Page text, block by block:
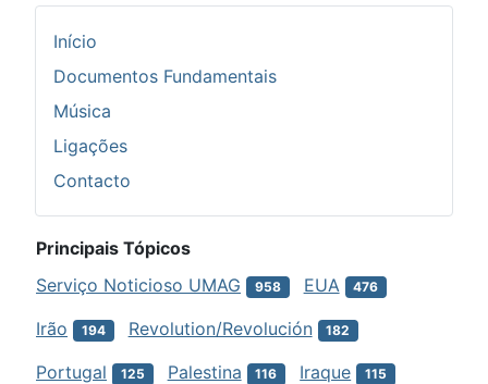
Início
Documentos Fundamentais
Música
Ligações
Contacto
Principais Tópicos
Serviço Noticioso UMAG
958 EUA 476
Irão 194 Revolution/Revolución 182
Portugal 125 Palestina 116 Iraque 115